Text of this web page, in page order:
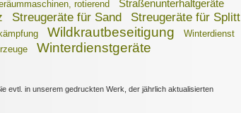
rotierend Straßenunterhaltgeräte
Streugeräte für Sand Streugeräte für Splitt
Wildkrautbeseitigung
Winterdienst
Winterdienstgeräte
evtl. in unserem gedruckten Werk, der jährlich aktualisierten